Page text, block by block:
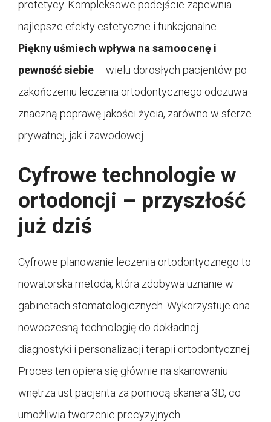
protetycy. Kompleksowe podejście zapewnia
najlepsze efekty estetyczne i funkcjonalne.
Piękny uśmiech wpływa na samoocenę i
pewność siebie – wielu dorosłych pacjentów po
zakończeniu leczenia ortodontycznego odczuwa
znaczną poprawę jakości życia, zarówno w sferze
prywatnej, jak i zawodowej.
Cyfrowe technologie w
ortodoncji – przyszłość
już dziś
Cyfrowe planowanie leczenia ortodontycznego to
nowatorska metoda, która zdobywa uznanie w
gabinetach stomatologicznych. Wykorzystuje ona
nowoczesną technologię do dokładnej
diagnostyki i personalizacji terapii ortodontycznej.
Proces ten opiera się głównie na skanowaniu
wnętrza ust pacjenta za pomocą skanera 3D, co
umożliwia tworzenie precyzyjnych